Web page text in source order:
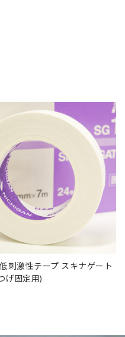
刺激性テープ スキナゲート
げ固定用)